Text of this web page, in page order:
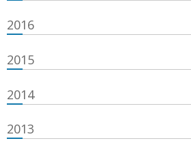
2016
2015
2014
2013